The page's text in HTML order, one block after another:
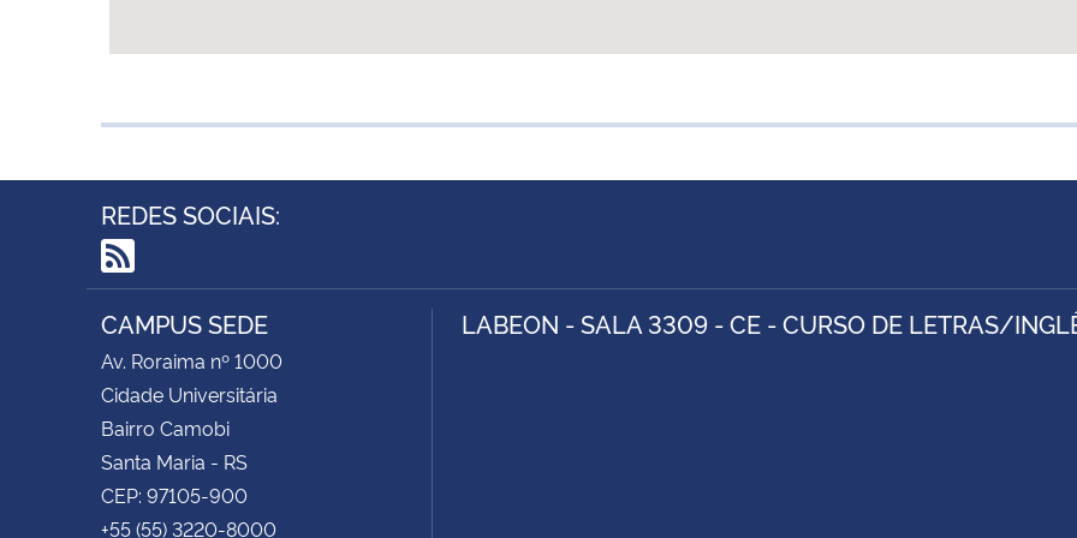
REDES SOCIAIS:
RSS
CAMPUS SEDE
Av. Roraima nº 1000
Cidade Universitária
Bairro Camobi
Santa Maria - RS
CEP: 97105-900
+55 (55) 3220-8000
LABEON - SALA 3309 - CE - CURSO DE LETRAS/